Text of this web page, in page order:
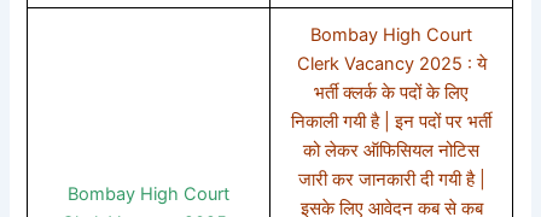
Bombay High Court
Bombay High Court
Clerk Vacancy 2025 : ये
भर्ती क्लर्क के पदों के लिए
निकाली गयी है | इन पदों पर भर्ती
को लेकर ऑफिसियल नोटिस
जारी कर जानकारी दी गयी है |
इसके लिए आवेदन कब से कब